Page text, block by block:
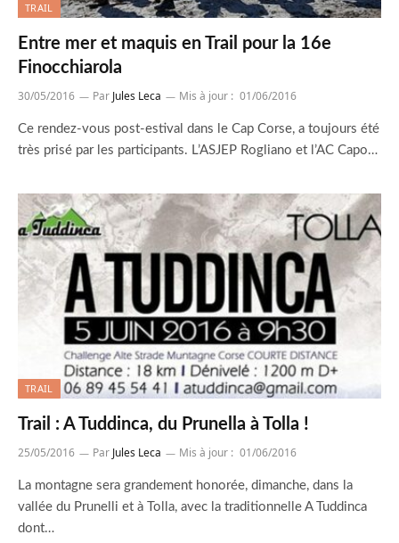
TRAIL
Entre mer et maquis en Trail pour la 16e
Finocchiarola
30/05/2016 Par Jules Leca Mis à jour : 01/06/2016
Ce rendez-vous post-estival dans le Cap Corse, a toujours été
très prisé par les participants. L’ASJEP Rogliano et l’AC Capo…
TRAIL
Trail : A Tuddinca, du Prunella à Tolla !
25/05/2016 Par Jules Leca Mis à jour : 01/06/2016
La montagne sera grandement honorée, dimanche, dans la
vallée du Prunelli et à Tolla, avec la traditionnelle A Tuddinca
dont…